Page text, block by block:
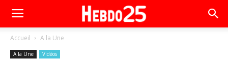
Accueil A la Une
A la Une Vidéos